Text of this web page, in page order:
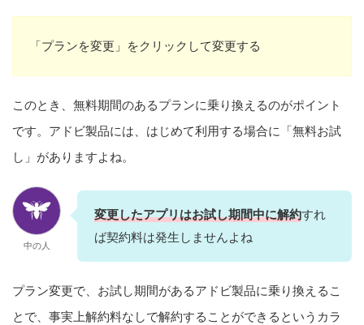
「プランを変更」をクリックして変更する
このとき、無料期間のあるプランに乗り換えるのがポイント
です。アドビ製品には、はじめて利用する場合に「無料お試
し」がありますよね。
中の人
変更したアプリはお試し期間中に解約すれ
ば契約料は発生しませんよね
プラン変更で、お試し期間があるアドビ製品に乗り換えるこ
とで、事実上解約料なしで解約することができるというカラ